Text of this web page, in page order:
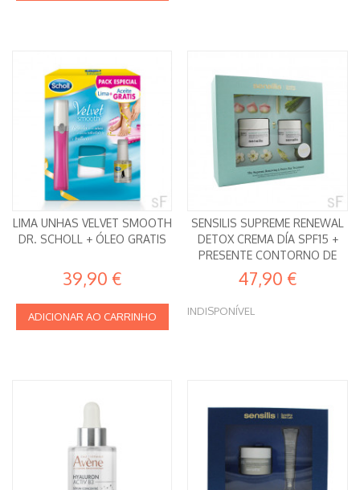
LIMA UNHAS VELVET SMOOTH
DR. SCHOLL + ÓLEO GRATIS
39,90 €
ADICIONAR AO CARRINHO
SENSILIS SUPREME RENEWAL
DETOX CREMA DÍA SPF15 +
PRESENTE CONTORNO DE
OLHOS
47,90 €
INDISPONÍVEL